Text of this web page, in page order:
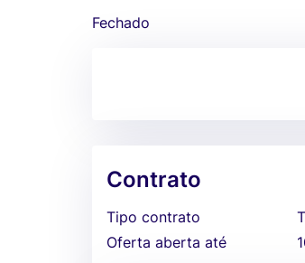
Fechado
Contrato
Tipo contrato
Oferta aberta até